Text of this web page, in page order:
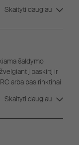
Skaityti daugiau
šaldymo
į paskirtį ir
arba pasirinktinai
Skaityti daugiau